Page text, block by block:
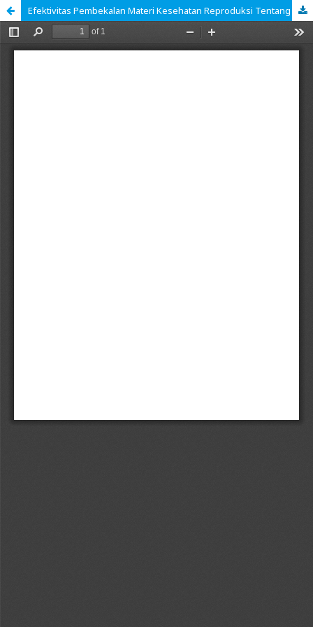
Efektivitas Pembekalan Materi Kesehatan Reproduksi Tentang Bahaya Pernikahan Dini Untuk Remaja Putri